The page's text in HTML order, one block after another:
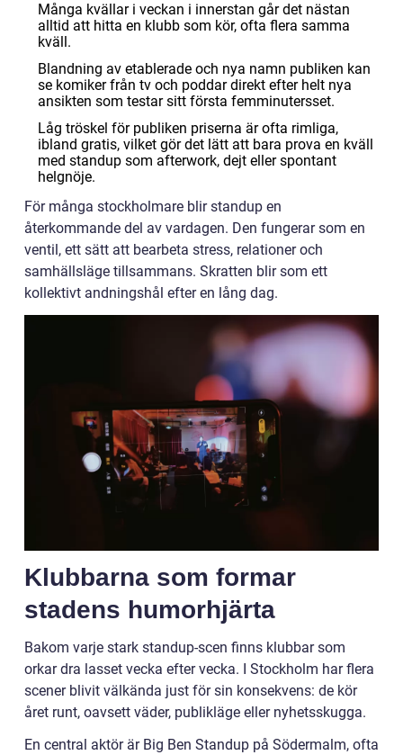
Många kvällar i veckan i innerstan går det nästan
alltid att hitta en klubb som kör, ofta flera samma
kväll.
Blandning av etablerade och nya namn publiken kan
se komiker från tv och poddar direkt efter helt nya
ansikten som testar sitt första femminutersset.
Låg tröskel för publiken priserna är ofta rimliga,
ibland gratis, vilket gör det lätt att bara prova en kväll
med standup som afterwork, dejt eller spontant
helgnöje.
För många stockholmare blir standup en
återkommande del av vardagen. Den fungerar som en
ventil, ett sätt att bearbeta stress, relationer och
samhällsläge tillsammans. Skratten blir som ett
kollektivt andningshål efter en lång dag.
Klubbarna som formar
stadens humorhjärta
Bakom varje stark standup-scen finns klubbar som
orkar dra lasset vecka efter vecka. I Stockholm har flera
scener blivit välkända just för sin konsekvens: de kör
året runt, oavsett väder, publikläge eller nyhetsskugga.
En central aktör är Big Ben Standup på Södermalm, ofta